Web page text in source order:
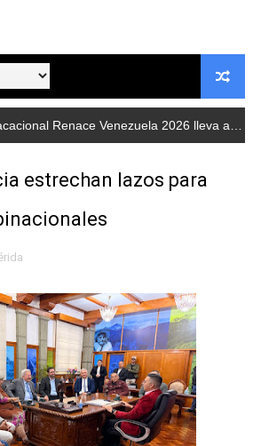
impulsa el Plan Ofensiva
Astronómico Nacional de
de Zea celebra distinción de
al municipio Zea como
llega a Pueblo Llano con la
de Mérida en jornada de
protocolo de triaje psicosocial
el Plan de Renovación de
llevó jornada recreativa a la
con ciclos de formación
Renace Venezuela 2026 lleva actividades recreativas a Los Guaimaros
estrechan lazos para